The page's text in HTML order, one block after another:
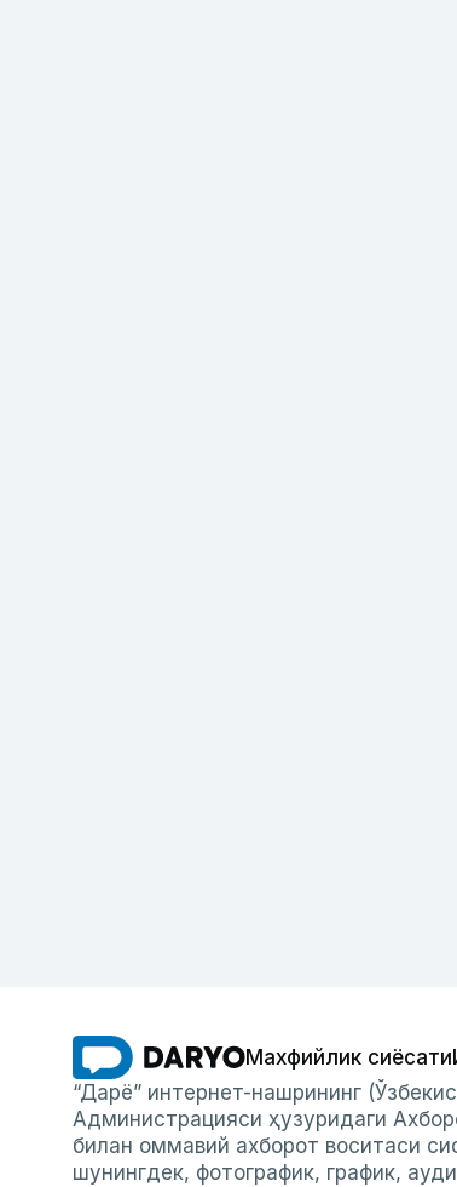
Махфийлик сиёсати
“Дарё” интернет-нашрининг
Администрацияси ҳузуридаги
билан оммавий ахборот воситаси
шунингдек, фотографик, график,